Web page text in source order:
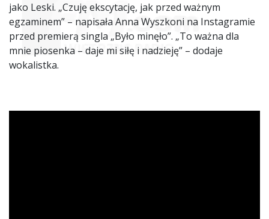
jako Leski. „Czuję ekscytację, jak przed ważnym
egzaminem” – napisała Anna Wyszkoni na Instagramie
przed premierą singla „Było minęło”. „To ważna dla
mnie piosenka – daje mi siłę i nadzieję” – dodaje
wokalistka.